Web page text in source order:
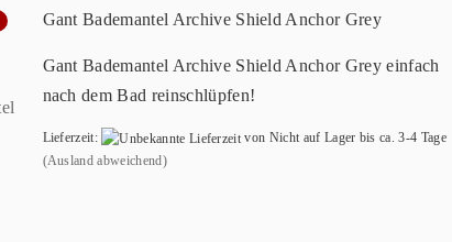
Gant Bademantel Archive Shield Anchor Grey
Gant Bademantel Archive Shield Anchor Grey einfach
nach dem Bad reinschlüpfen!
Lieferzeit:
von Nicht auf Lager bis ca. 3-4 Tage
(Ausland abweichend)